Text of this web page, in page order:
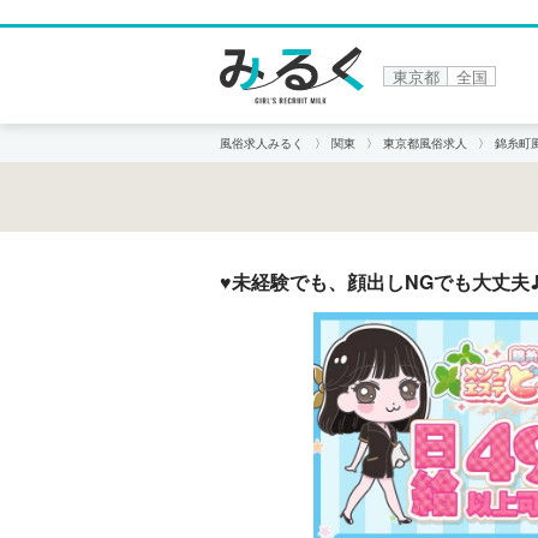
東京都 全国
風俗求人みるく 関東 東京都風俗求人 錦糸町
♥未経験でも、顔出しNGでも大丈